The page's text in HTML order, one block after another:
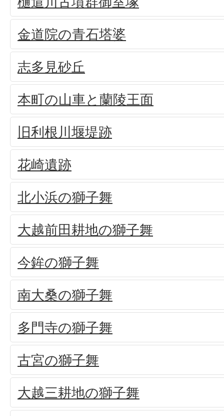
金道院の青石塔婆
志多見砂丘
本町の山車と蘭陵王面
旧利根川堰堤跡
花崎遺跡
北小浜の獅子舞
大越前田耕地の獅子舞
今鉾の獅子舞
南大桑の獅子舞
多門寺の獅子舞
古宮の獅子舞
大越三耕地の獅子舞